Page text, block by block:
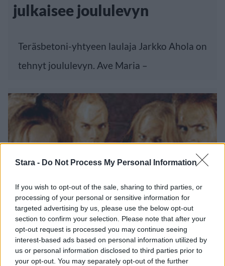
Stara - Do Not Process My Personal Information
If you wish to opt-out of the sale, sharing to third parties, or
processing of your personal or sensitive information for
targeted advertising by us, please use the below opt-out
section to confirm your selection. Please note that after your
opt-out request is processed you may continue seeing
interest-based ads based on personal information utilized by
us or personal information disclosed to third parties prior to
your opt-out. You may separately opt-out of the further
julkaisee joululevyn
Teräsbetoni-yhtyeen laulaja Jarkko Ahola on
tehnyt joululevyn. Ave Maria –
Viihdeuutiset
27.10.2010, 11:45